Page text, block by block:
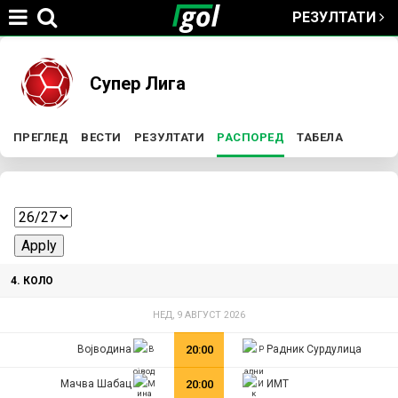
РЕЗУЛТАТИ
You
here
Супер Лига
P
r
i
m
ПРЕГЛЕД ВЕСТИ РЕЗУЛТАТИ РАСПОРЕД (ACTIVE TAB)
ТАБЕЛА
4. КОЛО
НЕД, 9 АВГУСТ 2026
Војводина 20:00 Радник Сурдулица
Мачва Шабац 20:00 ИМТ